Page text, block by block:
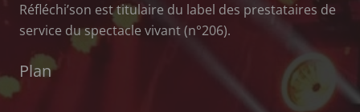
Réfléchi’son est titulaire du label des prestataires de
service du spectacle vivant (n°206).
Plan